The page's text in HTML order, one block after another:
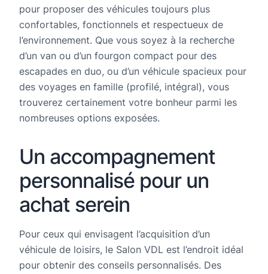
pour proposer des véhicules toujours plus
confortables, fonctionnels et respectueux de
l’environnement. Que vous soyez à la recherche
d’un van ou d’un fourgon compact pour des
escapades en duo, ou d’un véhicule spacieux pour
des voyages en famille (profilé, intégral), vous
trouverez certainement votre bonheur parmi les
nombreuses options exposées.
Un accompagnement
personnalisé pour un
achat serein
Pour ceux qui envisagent l’acquisition d’un
véhicule de loisirs, le Salon VDL est l’endroit idéal
pour obtenir des conseils personnalisés. Des